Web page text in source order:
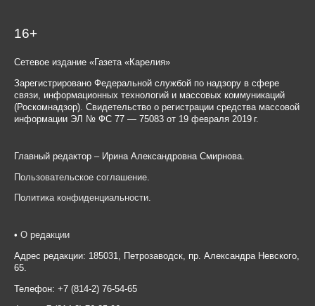
16+
Сетевое издание «Газета «Карелия»
Зарегистрировано Федеральной службой по надзору в сфере
связи, информационных технологий и массовых коммуникаций
(Роскомнадзор). Свидетельство о регистрации средства массовой
информации ЭЛ № ФС 77 — 75083 от 19 февраля 2019 г.
Главный редактор – Ирина Александровна Смирнова.
Пользовательское соглашение
Политика конфиденциальности.
• О редакции
Адрес редакции: 185031, Петрозаводск, пр. Александра Невского,
65.
Телефон: +7 (814-2) 76-54-65